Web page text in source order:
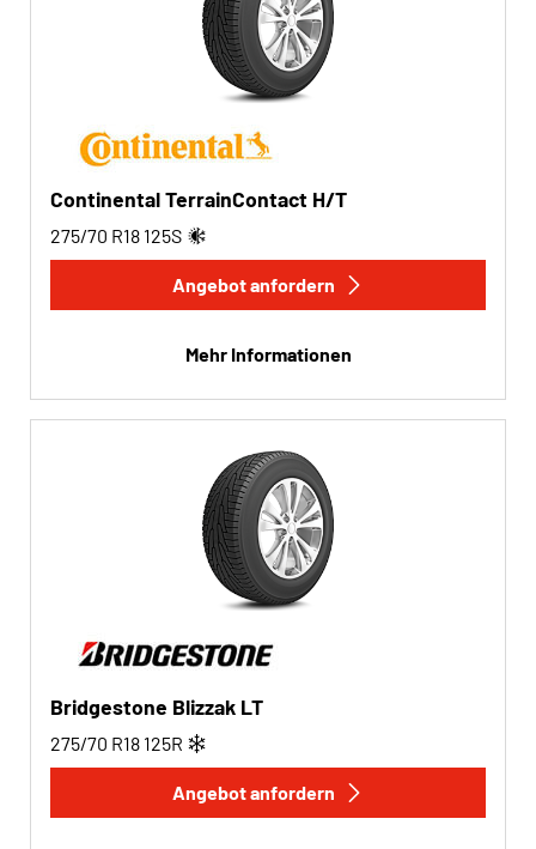
Continental TerrainContact H/T
275/70 R18 125S
Angebot anfordern
Mehr Informationen
Bridgestone Blizzak LT
275/70 R18 125R
Angebot anfordern